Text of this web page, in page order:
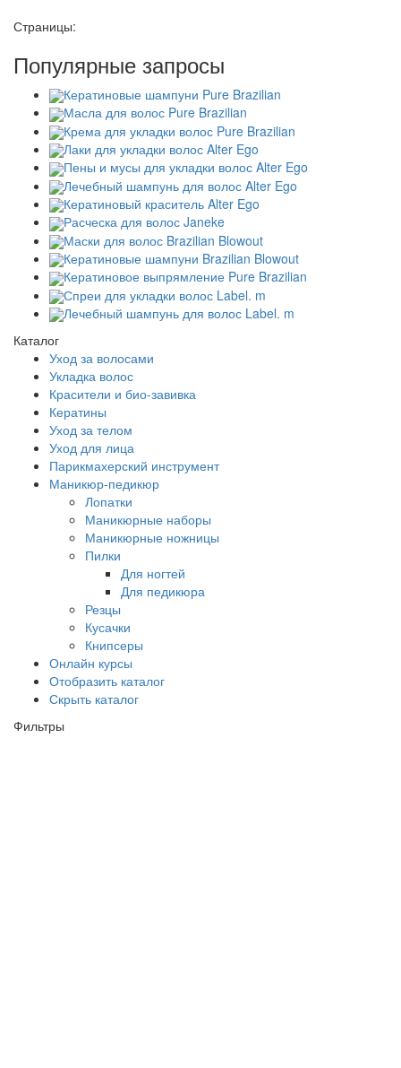
Страницы:
Популярные запросы
Кератиновые шампуни Pure Brazilian
Масла для волос Pure Brazilian
Крема для укладки волос Pure Brazilian
Лаки для укладки волос Alter Ego
Пены и мусы для укладки волос Alter Ego
Лечебный шампунь для волос Alter Ego
Кератиновый краситель Alter Ego
Расческа для волос Janeke
Маски для волос Brazilian Blowout
Кератиновые шампуни Brazilian Blowout
Кератиновое выпрямление Pure Brazilian
Спреи для укладки волос Label. m
Лечебный шампунь для волос Label. m
Каталог
Уход за волосами
Укладка волос
Красители и био-завивка
Кератины
Уход за телом
Уход для лица
Парикмахерский инструмент
Маникюр-педикюр
Лопатки
Маникюрные наборы
Маникюрные ножницы
Пилки
Для ногтей
Для педикюра
Резцы
Кусачки
Книпсеры
Онлайн курсы
Отобразить каталог
Скрыть каталог
Фильтры